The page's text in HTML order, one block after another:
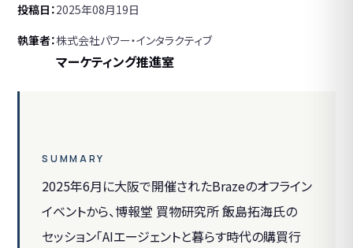
投稿日 2025年08月19日
執筆者 株式会社パワー・インタラクティブ
マーケティング推進室
SUMMARY
2025年6月に大阪で開催されたBrazeのオフライン
イベントから、博報堂 買物研究所 飯島拓海氏の
セッション「AIエージェントと暮らす時代の購買行